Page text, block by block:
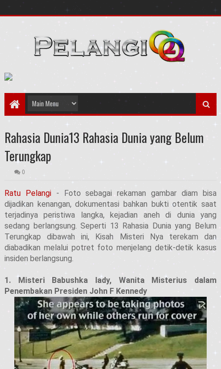
Rahasia Dunia13 Rahasia Dunia yang Belum
Terungkap
0
Ratu Pelangi- Foto sebagai rekaman gambar diam bisa
dijadikan kenangan, dokumentasi bahkan bukti otentik saat
terjadinya peristiwa langka, kejadian aneh di dunia yang
sedang berlangsung. Seperti 13 Rahasia Dunia yang Belum
Terungkap dibawah ini, Kisah Misteri Nya terekam dan
diabadikan melalui potret foto menjelang detik-detik kasus
insiden berlangsung.
1. Misteri Babushka lady, Wanita Misterius dalam
Penembakan Presiden John F Kennedy